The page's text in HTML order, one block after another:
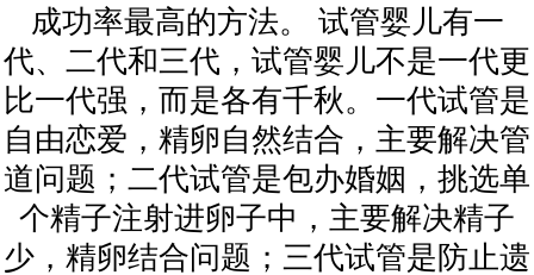
成功率最高的方法。 试管婴儿有一
代、二代和三代，试管婴儿不是一代更
比一代强，而是各有千秋。一代试管是
自由恋爱，精卵自然结合，主要解决管
道问题；二代试管是包办婚姻，挑选单
个精子注射进卵子中，主要解决精子
少，精卵结合问题；三代试管是防止遗